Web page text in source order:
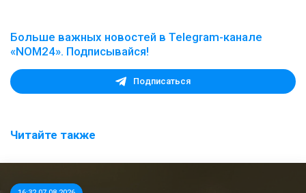
Больше важных новостей в Telegram-канале
«NOM24». Подписывайся!
Подписаться
Читайте также